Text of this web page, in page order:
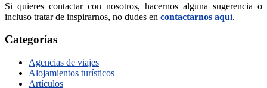
Si quieres contactar con nosotros, hacernos alguna sugerencia o
incluso tratar de inspirarnos, no dudes en contactarnos aquí.
Categorías
Agencias de viajes
Alojamientos turísticos
Artículos